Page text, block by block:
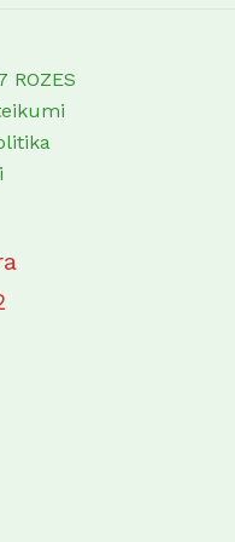
ROZES